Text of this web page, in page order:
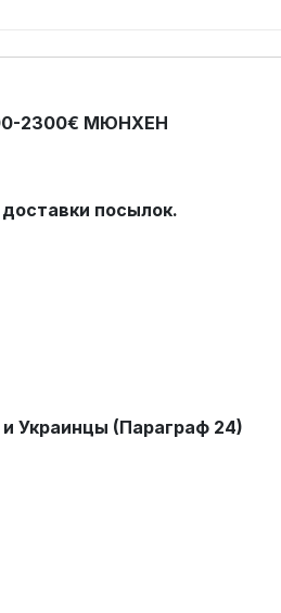
2300€ МЮНХЕН
посылок.
Украинцы (Параграф 24)